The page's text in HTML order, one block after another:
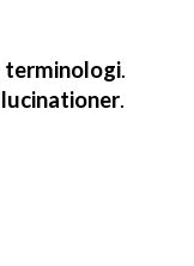
terminologi.
.